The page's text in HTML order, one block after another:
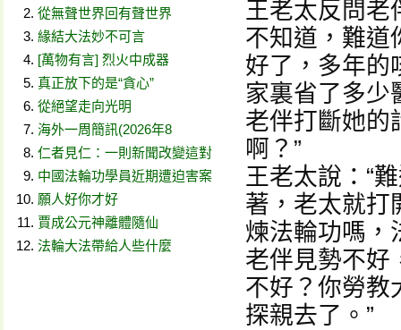
從無聲世界回有聲世界
緣結大法妙不可言
[萬物有言] 烈火中成器
真正放下的是“貪心”
從絕望走向光明
海外一周簡訊(2026年8
仁者見仁：一則新聞改變這對
中國法輪功學員近期遭迫害案
願人好你才好
賈成公元神離體隨仙
法輪大法帶給人些什麼
王老太反問老
不知道，難道
好了，多年
家裏省了多少
老伴打斷她的
啊？”
王老太說：“
著，老太就打
煉法輪功嗎，
老伴見勢不好
不好？你勞教
探親去了。”